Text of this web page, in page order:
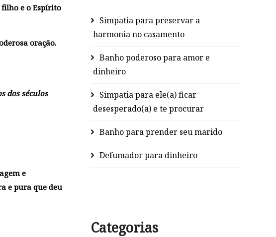
filho e o Espírito
oração.
dos séculos
e
e pura que deu
Simpatia para preservar a
harmonia no casamento
Banho poderoso para amor e
dinheiro
Simpatia para ele(a) ficar
desesperado(a) e te procurar
Banho para prender seu marido
Defumador para dinheiro
Categorias